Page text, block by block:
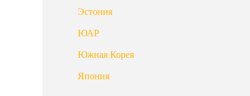
Эстония
ЮАР
Южная Корея
Япония